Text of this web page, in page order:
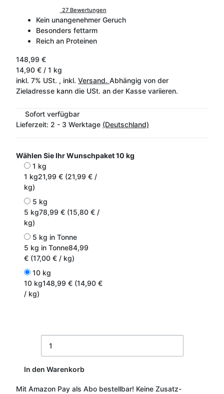
27 Bewertungen
Kein unangenehmer Geruch
Besonders fettarm
Reich an Proteinen
148,99 €
14,90 € / 1 kg
inkl. 7% USt. , inkl. Versand. Abhängig von der
Zieladresse kann die USt. an der Kasse variieren.
Sofort verfügbar
Lieferzeit: 2 - 3 Werktage (Deutschland)
Wählen Sie Ihr Wunschpaket10 kg
1 kg
1 kg21,99 € (21,99 € /
kg)
5 kg
5 kg78,99 € (15,80 € /
kg)
5 kg in Tonne
5 kg in Tonne84,99
€ (17,00 € / kg)
10 kg
10 kg148,99 € (14,90 €
/ kg)
In den Warenkorb
Mit Amazon Pay als Abo bestellbar! Keine Zusatz-